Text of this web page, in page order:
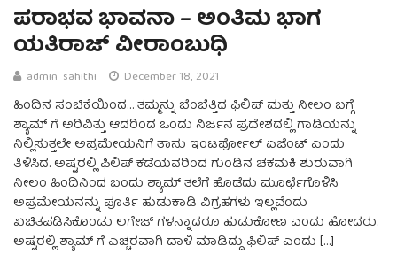
ಪರಾಭವ ಭಾವನಾ – ಅಂತಿಮ ಭಾಗ
ಯತಿರಾಜ್ ವೀರಾಂಬುಧಿ
admin_sahithi December 18, 2021
ಹಿಂದಿನ ಸಂಚಿಕೆಯಿಂದ… ತಮ್ಮನ್ನು ಬೆಂಬೆತ್ತಿದ ಫಿಲಿಪ್‌ ಮತ್ತು ನೀಲಂ ಬಗ್ಗೆ
ಶ್ಯಾಮ್ ಗೆ ಅರಿವಿತ್ತು ಆದರಿಂದ ಒಂದು ನಿರ್ಜನ ಪ್ರದೇಶದಲ್ಲಿ ಗಾಡಿಯನ್ನು
ನಿಲ್ಲಿಸುತ್ತಲೇ ಅಪ್ರಮೇಯನಿಗೆ ತಾನು ಇಂಟರ್ಪೋಲ್ ಏಜೆಂಟ್ ಎಂದು
ತಿಳಿಸಿದ. ಅಷ್ಟರಲ್ಲಿ ಫಿಲಿಪ್ ಕಡೆಯವರಿಂದ ಗುಂಡಿನ ಚಕಮಕಿ ಶುರುವಾಗಿ
ನೀಲಂ ಹಿಂದಿನಿಂದ ಬಂದು ಶ್ಯಾಮ್ ತಲೆಗೆ ಹೊಡೆದು ಮೂರ್ಛೆಗೊಳಿಸಿ
ಅಪ್ರಮೇಯನನ್ನು ಪೂರ್ತಿ ಹುಡುಕಾಡಿ ವಿಗ್ರಹಗಳು ಇಲ್ಲವೆಂದು
ಖಚಿತಪಡಿಸಿಕೊಂಡು ಲಗೇಜ್ ಗಳನ್ನಾದರೂ ಹುಡುಕೋಣ ಎಂದು ಹೋದರು.
ಅಷ್ಟರಲ್ಲಿ ಶ್ಯಾಮ್ ಗೆ ಎಚ್ಚರವಾಗಿ ದಾಳಿ ಮಾಡಿದ್ದು ಫಿಲಿಪ್ ಎಂದು […]